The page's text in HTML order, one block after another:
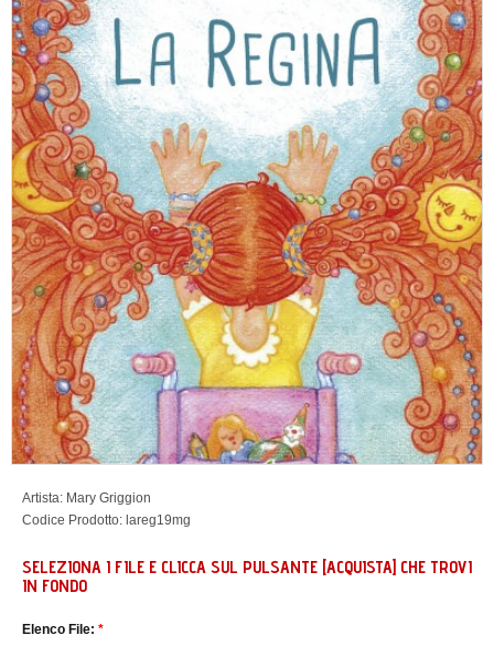
Artista: Mary Griggion
Codice Prodotto: lareg19mg
SELEZIONA I FILE E CLICCA SUL PULSANTE [ACQUISTA] CHE TROVI
IN FONDO
Elenco File: *